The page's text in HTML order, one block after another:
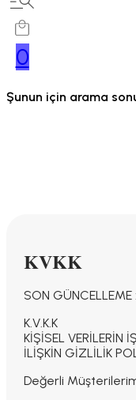
0
Şunun için arama
KVKK
SON
K.V.K.K
KİŞİSEL VERİLERİN
İLİŞKİN GİZLİLİK
Değerli